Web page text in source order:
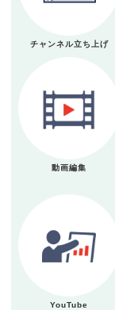
チャンネル立ち上げ
動画編集
YouTube